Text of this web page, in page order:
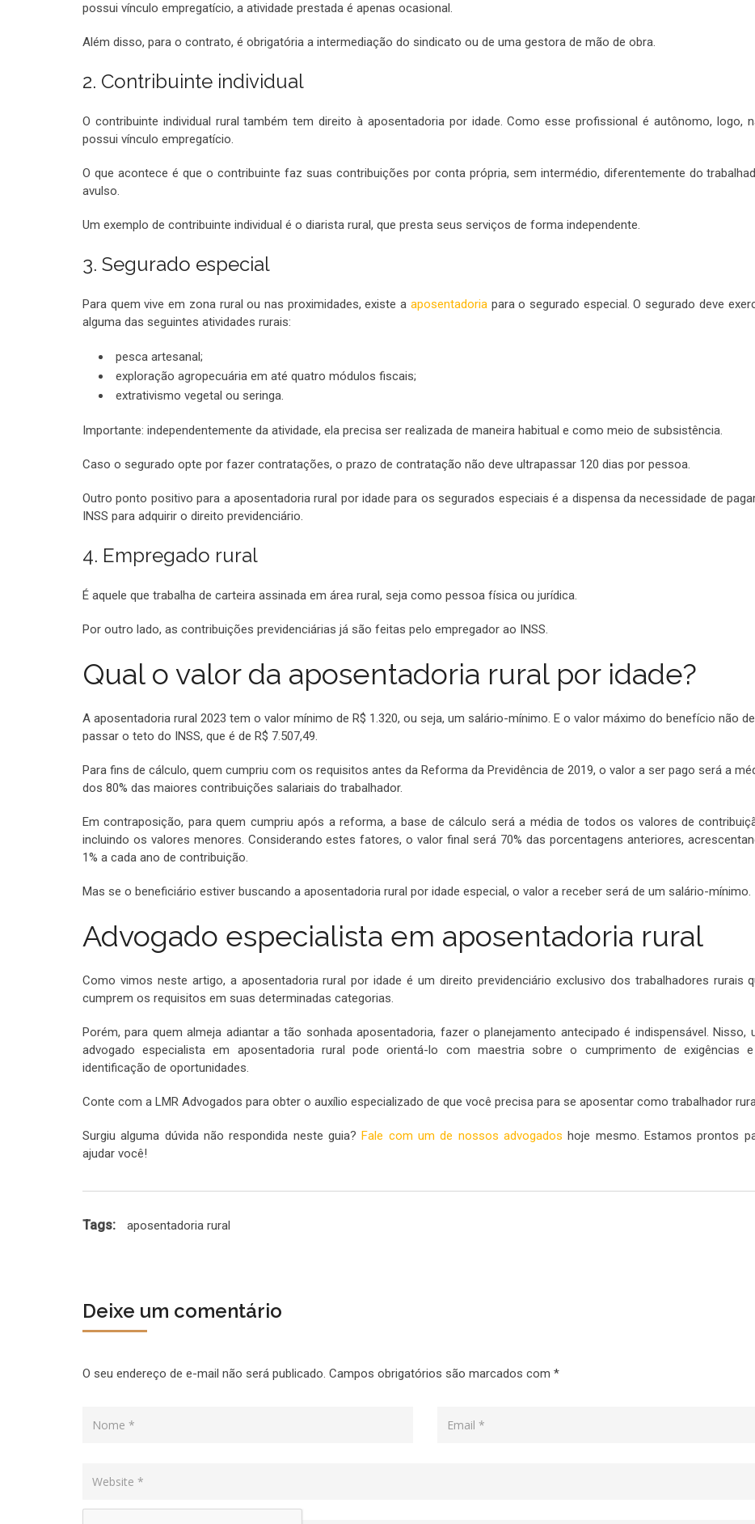
possui vínculo empregatício, a atividade prestada é apenas ocasional.
Além disso, para o contrato, é obrigatória a intermediação do sindicato ou de uma gestora de mão de obra.
2. Contribuinte individual
O contribuinte individual rural também tem direito à aposentadoria por idade. Como esse profissional é autônomo, logo,
possui vínculo empregatício.
O que acontece é que o contribuinte faz suas contribuições por conta própria, sem intermédio, diferentemente do
avulso.
Um exemplo de contribuinte individual é o diarista rural, que presta seus serviços de forma independente.
3. Segurado especial
Para quem vive em zona rural ou nas proximidades, existe a aposentadoria para o segurado especial. O segurado deve
alguma das seguintes atividades rurais:
pesca artesanal;
exploração agropecuária em até quatro módulos fiscais;
extrativismo vegetal ou seringa.
Importante: independentemente da atividade, ela precisa ser realizada de maneira habitual e como meio de subsistência.
Caso o segurado opte por fazer contratações, o prazo de contratação não deve ultrapassar 120 dias por pessoa.
Outro ponto positivo para a aposentadoria rural por idade para os segurados especiais é a dispensa da necessidade de
INSS para adquirir o direito previdenciário.
4. Empregado rural
É aquele que trabalha de carteira assinada em área rural, seja como pessoa física ou jurídica.
Por outro lado, as contribuições previdenciárias já são feitas pelo empregador ao INSS.
Qual o valor da aposentadoria rural por idade?
A aposentadoria rural 2023 tem o valor mínimo de R$ 1.320, ou seja, um salário-mínimo. E o valor máximo do benefício não
passar o teto do INSS, que é de R$ 7.507,49.
Para fins de cálculo, quem cumpriu com os requisitos antes da Reforma da Previdência de 2019, o valor a ser pago será a
dos 80% das maiores contribuições salariais do trabalhador.
Em contraposição, para quem cumpriu após a reforma, a base de cálculo será a média de todos os valores de
incluindo os valores menores. Considerando estes fatores, o valor final será 70% das porcentagens anteriores,
1% a cada ano de contribuição.
Mas se o beneficiário estiver buscando a aposentadoria rural por idade especial, o valor a receber será de um salário-mínimo.
Advogado especialista em aposentadoria rural
Como vimos neste artigo, a aposentadoria rural por idade é um direito previdenciário exclusivo dos trabalhadores rurais
cumprem os requisitos em suas determinadas categorias.
Porém, para quem almeja adiantar a tão sonhada aposentadoria, fazer o planejamento antecipado é indispensável. Nisso,
advogado especialista em aposentadoria rural pode orientá-lo com maestria sobre o cumprimento de exigências
identificação de oportunidades.
Conte com a LMR Advogados para obter o auxílio especializado de que você precisa para se aposentar como trabalhador
Surgiu alguma dúvida não respondida neste guia?Fale com um de nossos advogados hoje mesmo. Estamos prontos
ajudar você!
Tags: aposentadoria rural
Deixe um comentário
O seu endereço de e-mail não será publicado. Campos obrigatórios são marcados com *